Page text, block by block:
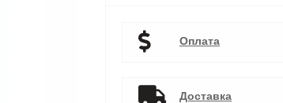
Оплата
Доставка